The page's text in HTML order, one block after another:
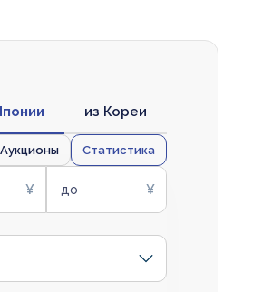
из Кореи
Аукционы Статистика
до